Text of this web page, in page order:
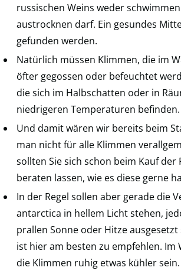
russischen Weins weder
austrocknen darf. Ein gesundes
gefunden werden.
Natürlich müssen Klimmen, die im
öfter gegossen oder befeuchtet
die sich im Halbschatten oder in
niedrigeren Temperaturen befinden.
Und damit wären wir bereits beim
man nicht für alle Klimmen
sollten Sie sich schon beim Kauf der
beraten lassen, wie es diese gerne
In der Regel sollen aber gerade die
antarctica in hellem Licht stehen,
prallen Sonne oder Hitze
ist hier am besten zu empfehlen. Im
die Klimmen ruhig etwas kühler sein.